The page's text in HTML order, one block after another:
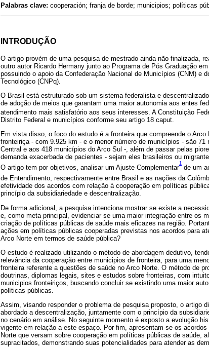
Palabras clave: cooperación; franja de borde; municipios; políticas
INTRODUÇÃO
O artigo provém de uma pesquisa de mestrado ainda não finalizada,
outro autor Ricardo Hermany junto ao Programa de Pós Graduação
possuindo o apoio da Confederação Nacional de Municípios (CNM) e
Tecnológico (CNPq).
O Brasil está estruturado sob um sistema federalista e
de adoção de meios que garantam uma maior autonomia aos entes
atendimento mais satisfatório aos seus interesses. A Constituição
Distrito Federal e municípios conforme seu artigo 18 caput.
Em vista disso, o foco do estudo é a fronteira que compreende o
fronteiriça - com 9.925 km - e o menor número de municípios - são
Central e aos 418 municípios do Arco Sul -, além de passar pelas
demanda exacerbada de pacientes - sejam eles brasileiros ou
O artigo tem por objetivos, analisar um Ajuste Complementar
1
de um
de Entendimento, respectivamente entre Brasil e as nações da
efetividade dos acordos com relação à cooperação em políticas
princípio da subsidiariedade e descentralização.
De forma adicional, a pesquisa intenciona mostrar se existe a
e, como meta principal, evidenciar se uma maior integração entre os
criação de políticas públicas de saúde mais eficazes na região.
ações em políticas públicas cooperadas previstas nos acordos para
Arco Norte em termos de saúde pública?
O estudo é realizado utilizando o método de abordagem dedutivo,
relevância da cooperação entre municipios de fronteira, para uma
fronteira referente a questões de saúde no Arco Norte. O método de
doutrinas, diplomas legais, sites e estudos sobre fronteiras, com
municipios fronteiriços, buscando concluir se existindo uma maior
políticas públicas.
Assim, visando responder o problema de pesquisa proposto, o artigo
abordado a descentralização, juntamente com o princípio da
no cenário em análise. No seguinte momento é exposto a evolução
vigente em relação a este espaço. Por fim, apresentam-se os
Norte que versam sobre cooperação em políticas públicas de saúde,
supracitados, demonstrando suas potencialidades para atender as